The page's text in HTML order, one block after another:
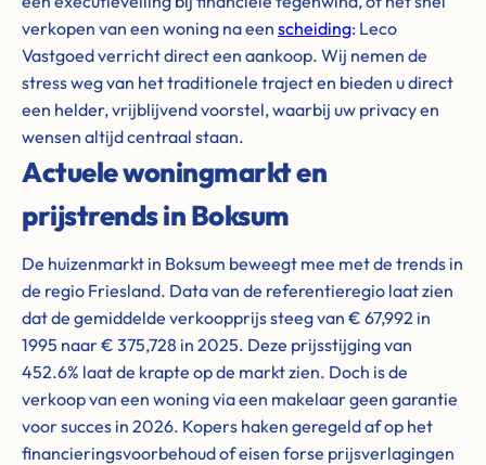
verkopen van een woning na een scheiding: Leco
Vastgoed verricht direct een aankoop. Wij nemen de
stress weg van het traditionele traject en bieden u direct
een helder, vrijblijvend voorstel, waarbij uw privacy en
wensen altijd centraal staan.
Actuele woningmarkt en
prijstrends in Boksum
De huizenmarkt in Boksum beweegt mee met de trends in
de regio Friesland. Data van de referentieregio laat zien
dat de gemiddelde verkoopprijs steeg van € 67,992 in
1995 naar € 375,728 in 2025. Deze prijsstijging van
452.6% laat de krapte op de markt zien. Doch is de
verkoop van een woning via een makelaar geen garantie
voor succes in 2026. Kopers haken geregeld af op het
financieringsvoorbehoud of eisen forse prijsverlagingen